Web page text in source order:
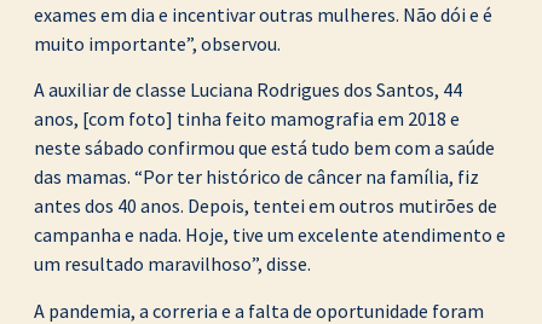
exames em dia e incentivar outras mulheres. Não dói e é
muito importante”, observou.
A auxiliar de classe Luciana Rodrigues dos Santos, 44
anos, [com foto] tinha feito mamografia em 2018 e
neste sábado confirmou que está tudo bem com a saúde
das mamas. “Por ter histórico de câncer na família, fiz
antes dos 40 anos. Depois, tentei em outros mutirões de
campanha e nada. Hoje, tive um excelente atendimento e
um resultado maravilhoso”, disse.
A pandemia, a correria e a falta de oportunidade foram